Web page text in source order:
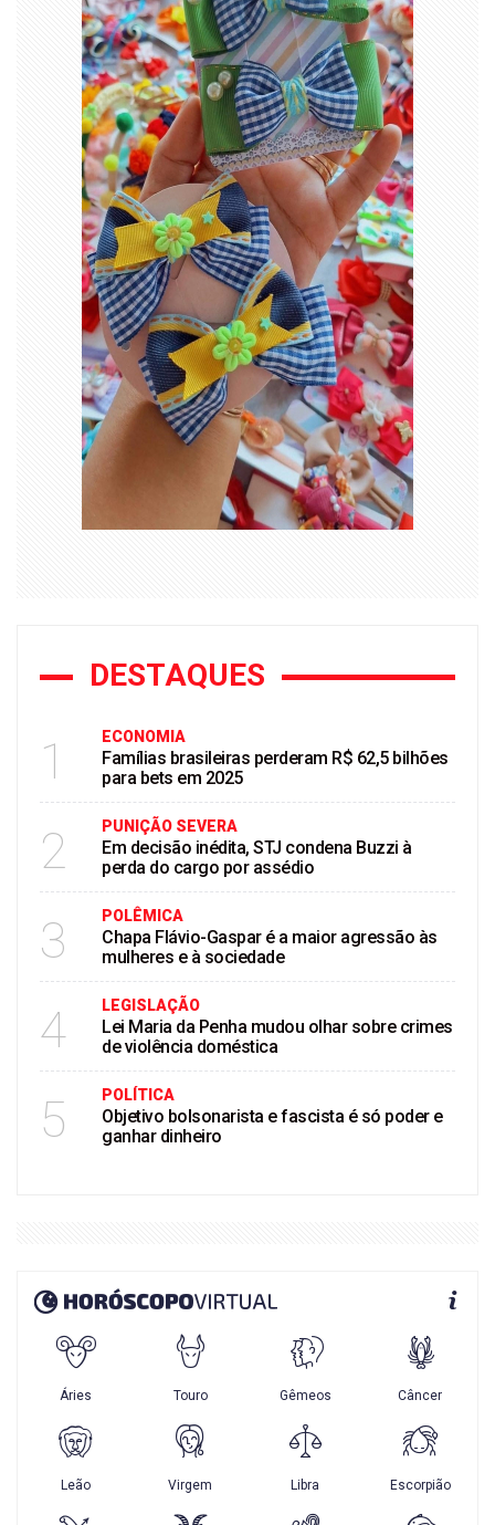
DESTAQUES
1 ECONOMIA
Famílias brasileiras perderam R$ 62,5 bilhões
para bets em 2025
2 PUNIÇÃO SEVERA
Em decisão inédita, STJ condena Buzzi à
perda do cargo por assédio
3 POLÊMICA
Chapa Flávio-Gaspar é a maior agressão às
mulheres e à sociedade
4 LEGISLAÇÃO
Lei Maria da Penha mudou olhar sobre crimes
de violência doméstica
5 POLÍTICA
Objetivo bolsonarista e fascista é só poder e
ganhar dinheiro